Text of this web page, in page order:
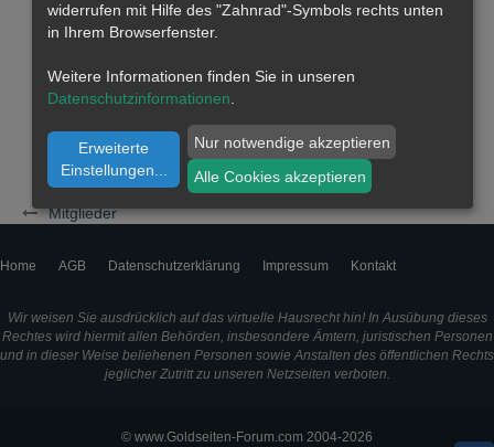
Mitglieder
Home AGB Datenschutzerklärung Impressum Kontakt
Wir weisen Sie ausdrücklich auf das virtuelle Hausrecht hin! In Ausübung dieses
Rechtes wird hiermit allen Behörden, insbesondere Ämtern, juristischen Personen
und in dieser Weise beliehenen Personen sowie Anstalten des öffentlichen Rechts
jeglicher Zutritt zu unseren Netzseiten verboten.
© www.Goldseiten-Forum.com 2004-2026
widerrufen mit Hilfe des "Zahnrad"-Symbols rechts unten
in Ihrem Browserfenster.
Weitere Informationen finden Sie in unseren
Datenschutzinformationen
Erweiterte
Einstellungen...
Nur notwendige akzeptieren
Alle Cookies akzeptieren